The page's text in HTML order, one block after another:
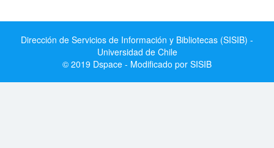
Dirección de Servicios de Información y Bibliotecas (SISIB) -
Universidad de Chile
© 2019 Dspace - Modificado por SISIB